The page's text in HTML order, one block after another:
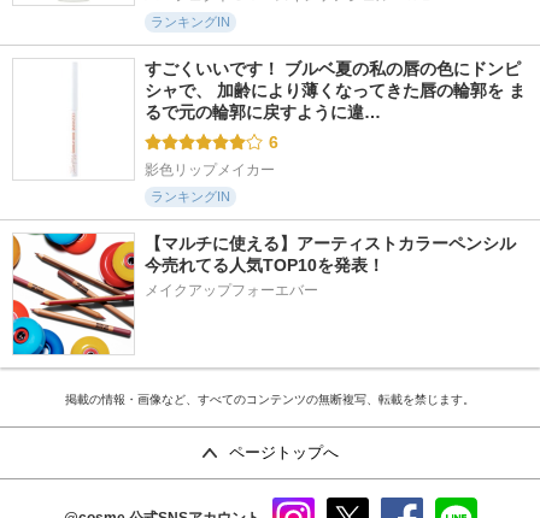
ランキングIN
すごくいいです！ ブルベ夏の私の唇の色にドンピ
シャで、 加齢により薄くなってきた唇の輪郭を ま
るで元の輪郭に戻すように違…
6
影色リップメイカー
ランキングIN
【マルチに使える】アーティストカラーペンシル
今売れてる人気TOP10を発表！
メイクアップフォーエバー
掲載の情報・画像など、すべてのコンテンツの無断複写、転載を禁じます。
ページトップへ